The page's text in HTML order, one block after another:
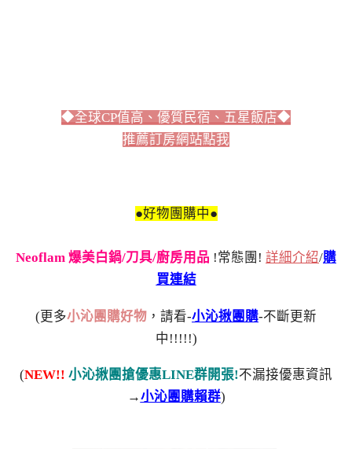
◆全球CP值高、優質民宿、五星飯店◆
推薦訂房網站點我
●好物團購中●
Neoflam 爆美白鍋/刀具/廚房用品 !常態團! 詳細介紹/購
買連結
(更多小沁團購好物 ，請看-小沁揪團購-不斷更新
中!!!!!)
(NEW!! 小沁揪團搶優惠LINE群開張!不漏接優惠資訊
→小沁團購賴群)